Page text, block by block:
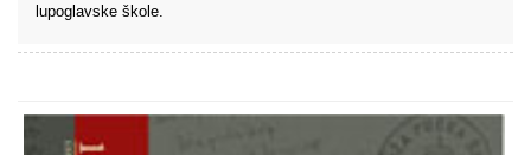
lupoglavske škole.